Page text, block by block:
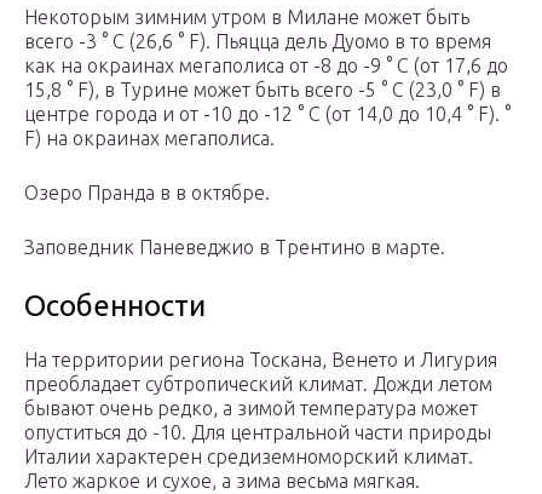
Некоторым зимним утром в Милане может быть
всего -3 ° C (26,6 ° F). Пьяцца дель Дуомо в то время
как на окраинах мегаполиса от -8 до -9 ° C (от 17,6 до
15,8 ° F), в Турине может быть всего -5 ° C (23,0 ° F) в
центре города и от -10 до -12 ° C (от 14,0 до 10,4 ° F). °
F) на окраинах мегаполиса.
Озеро Пранда в в октябре.
Заповедник Паневеджио в Трентино в марте.
Особенности
На территории региона Тоскана, Венето и Лигурия
преобладает субтропический климат. Дожди летом
бывают очень редко, а зимой температура может
опуститься до -10. Для центральной части природы
Италии характерен средиземноморский климат.
Лето жаркое и сухое, а зима весьма мягкая.